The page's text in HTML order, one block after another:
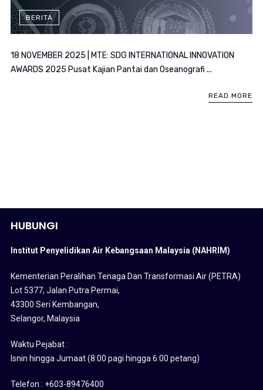
BERITA
18 NOVEMBER 2025 | MTE: SDG INTERNATIONAL INNOVATION
AWARDS 2025 Pusat Kajian Pantai dan Oseanografi ...
READ MORE
HUBUNGI
Institut Penyelidikan Air Kebangsaan Malaysia (NAHRIM)
Kementerian Peralihan Tenaga Dan Transformasi Air (PETRA)
Lot 5377, Jalan Putra Permai,
43300 Seri Kembangan,
Selangor, Malaysia
Waktu Pejabat :
Isnin hingga Jumaat (8:00 pagi hingga 6:00 petang)
Telefon : +603-89476400